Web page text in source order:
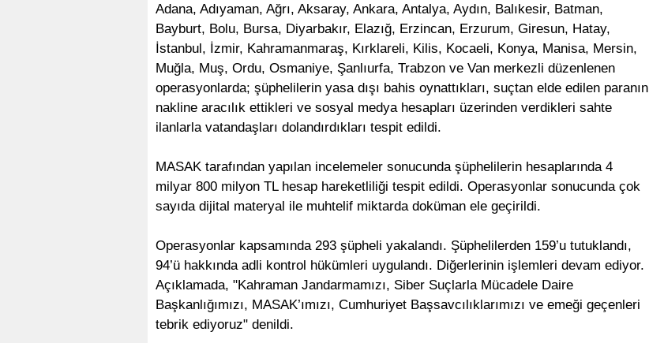
Adana, Adıyaman, Ağrı, Aksaray, Ankara, Antalya, Aydın, Balıkesir, Batman,
Bayburt, Bolu, Bursa, Diyarbakır, Elazığ, Erzincan, Erzurum, Giresun, Hatay,
İstanbul, İzmir, Kahramanmaraş, Kırklareli, Kilis, Kocaeli, Konya, Manisa, Mersin,
Muğla, Muş, Ordu, Osmaniye, Şanlıurfa, Trabzon ve Van merkezli düzenlenen
operasyonlarda; şüphelilerin yasa dışı bahis oynattıkları, suçtan elde edilen paranın
nakline aracılık ettikleri ve sosyal medya hesapları üzerinden verdikleri sahte
ilanlarla vatandaşları dolandırdıkları tespit edildi.
MASAK tarafından yapılan incelemeler sonucunda şüphelilerin hesaplarında 4
milyar 800 milyon TL hesap hareketliliği tespit edildi. Operasyonlar sonucunda çok
sayıda dijital materyal ile muhtelif miktarda doküman ele geçirildi.
Operasyonlar kapsamında 293 şüpheli yakalandı. Şüphelilerden 159’u tutuklandı,
94’ü hakkında adli kontrol hükümleri uygulandı. Diğerlerinin işlemleri devam ediyor.
Açıklamada, "Kahraman Jandarmamızı, Siber Suçlarla Mücadele Daire
Başkanlığımızı, MASAK’ımızı, Cumhuriyet Başsavcılıklarımızı ve emeği geçenleri
tebrik ediyoruz" denildi.